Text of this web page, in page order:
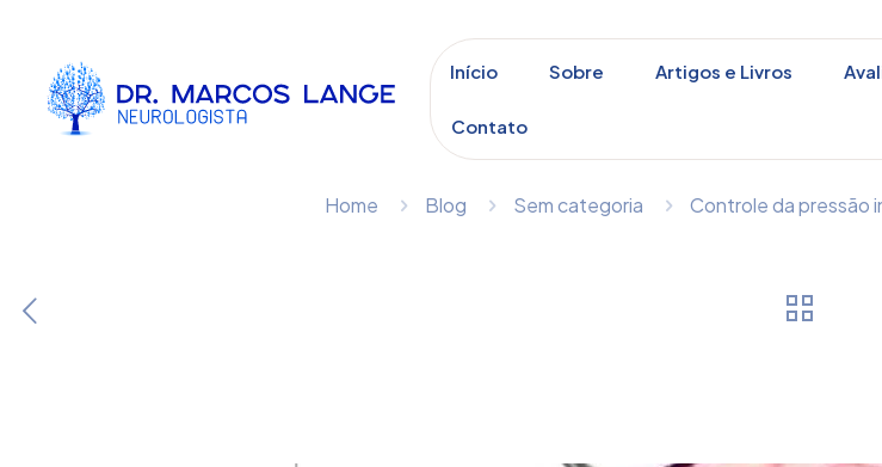
Início Sobre Artigos e Livros
Contato
Controle da pressão
Home Blog Sem categoria Controle da pressão